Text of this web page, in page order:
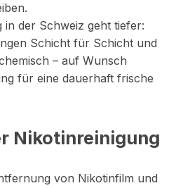
in der Schweiz geht tiefer:
Schicht für Schicht und
– auf Wunsch
für eine dauerhaft frische
Nikotinreinigung
von Nikotinfilm und